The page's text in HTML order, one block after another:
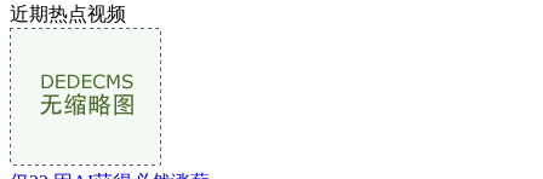
近期热点视频